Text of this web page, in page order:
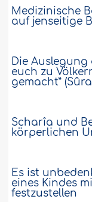
Medizinische
auf jenseitige
Die Auslegung
euch zu
gemacht” (Sûra
Scharîa und
körperlichen
Es ist
eines Kindes
festzustellen